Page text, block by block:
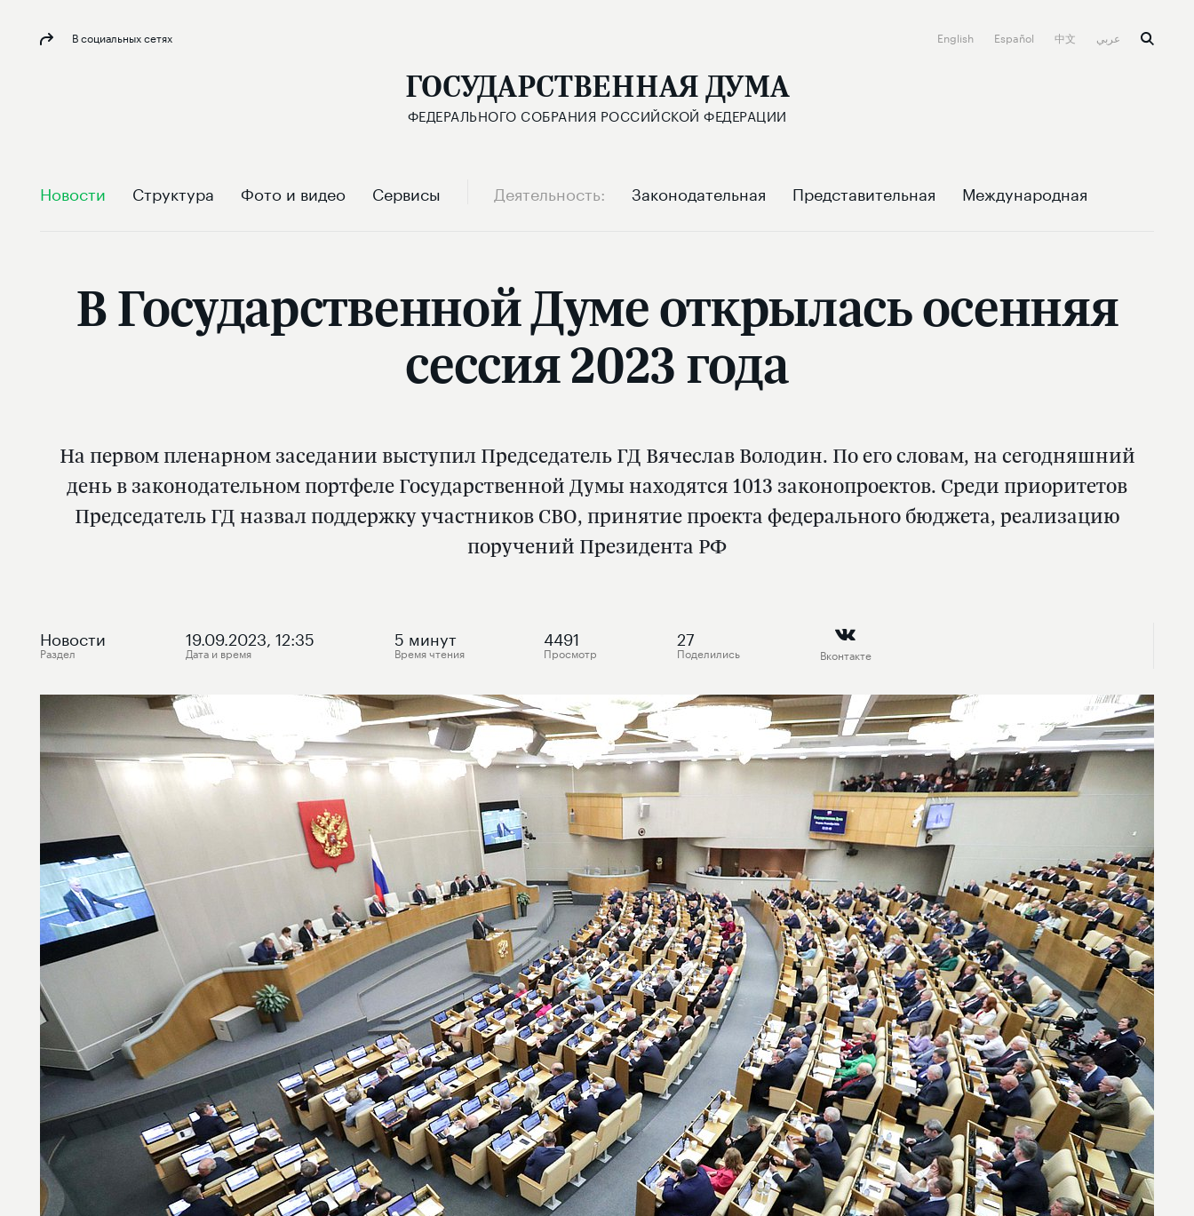
В социальных сетях English Español 中文
ГОСУДАРСТВЕННАЯ ДУМА
ФЕДЕРАЛЬНОГО СОБРАНИЯ РОССИЙСКОЙ ФЕДЕРАЦИИ
Новости Структура Фото и видео Сервисы Деятельность Законодательная Представительная Международная
В Государственной Думе открылась осенняя
сессия 2023 года
На первом пленарном заседании выступил Председатель ГД Вячеслав Володин. По его словам, на сегодняшний
день в законодательном портфеле Государственной Думы находятся 1013 законопроектов. Среди приоритетов
Председатель ГД назвал поддержку участников СВО, принятие проекта федерального бюджета, реализацию
поручений Президента РФ
Новости
Раздел
19.09.2023, 12:35
Дата и время
5 минут
Время чтения
4491
Просмотр
27
Поделились Вконтакте